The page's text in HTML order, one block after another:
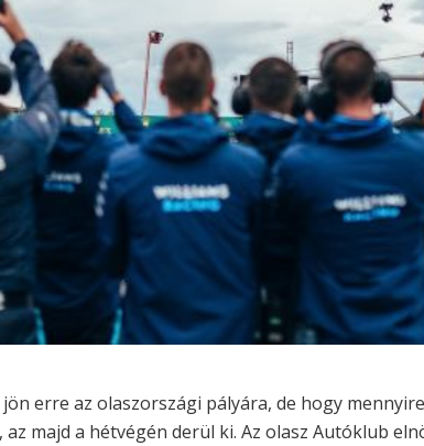
jön erre az olaszországi pályára, de hogy
majd a hétvégén derül ki. Az olasz Autóklub